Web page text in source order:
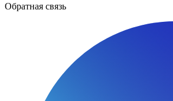
Обратная связь